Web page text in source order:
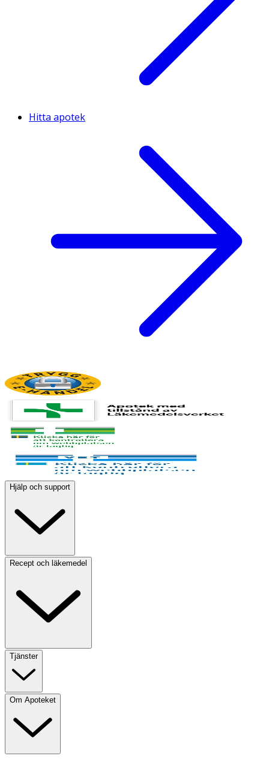
Hitta apotek
Hjälp och support
Recept och läkemedel
Tjänster
Om Apoteket